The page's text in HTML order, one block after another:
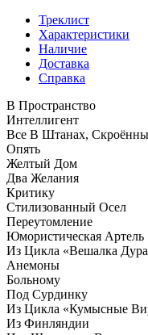
Треклист
Характеристики
Наличие
Доставка
Справка
В Пространство
Интеллигент
Все В Штанах,
Опять
Желтый Дом
Два Желания
Критику
Стилизованный Осел
Переутомление
Юмористическая Артель
Из Цикла «Вешалка
Анемоны
Больному
Под Сурдинку
Из Цикла «Кумысные
Из Финляндии